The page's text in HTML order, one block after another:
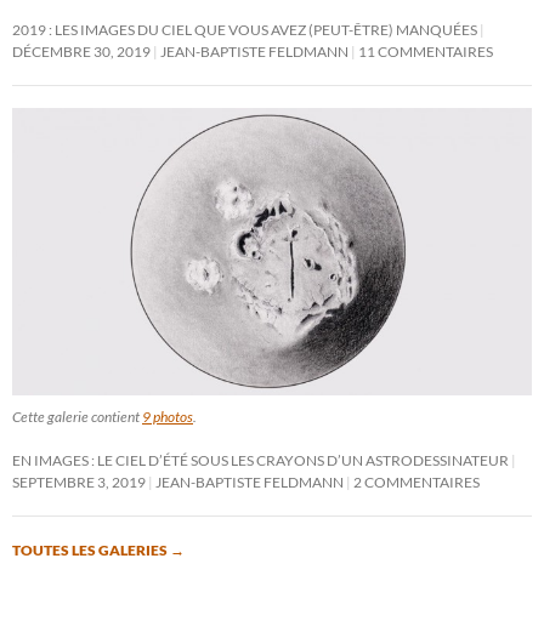
2019 : LES IMAGES DU CIEL QUE VOUS AVEZ (PEUT-ÊTRE) MANQUÉES
DÉCEMBRE 30, 2019
JEAN-BAPTISTE FELDMANN 11 COMMENTAIRES
Cette galerie contient 9 photos
EN IMAGES : LE CIEL D’ÉTÉ SOUS LES CRAYONS D’UN ASTRODESSINATEUR
SEPTEMBRE 3, 2019
JEAN-BAPTISTE FELDMANN 2 COMMENTAIRES
TOUTES LES GALERIES →